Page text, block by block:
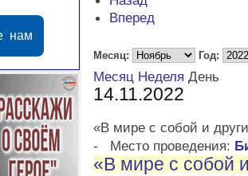
Напишите нам
Вперед
Месяц: Год:
Месяц Неделя День
14.11.2022
«В мире с собой и
-
Место проведения:
«В мире с собой